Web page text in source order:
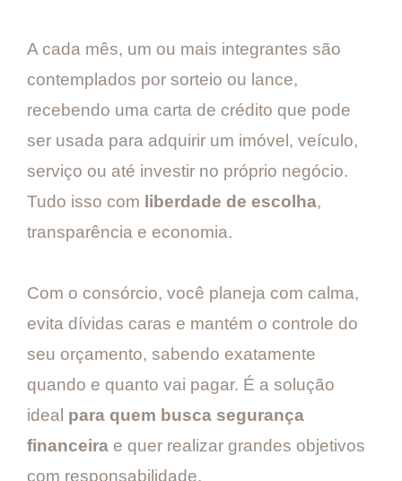
A cada mês, um ou mais integrantes são
contemplados por sorteio ou lance,
recebendo uma carta de crédito que pode
ser usada para adquirir um imóvel, veículo,
serviço ou até investir no próprio negócio.
Tudo isso com liberdade de escolha,
transparência e economia.
Com o consórcio, você planeja com calma,
evita dívidas caras e mantém o controle do
seu orçamento, sabendo exatamente
quando e quanto vai pagar. É a solução
ideal para quem busca segurança
financeira e quer realizar grandes objetivos
com responsabilidade.